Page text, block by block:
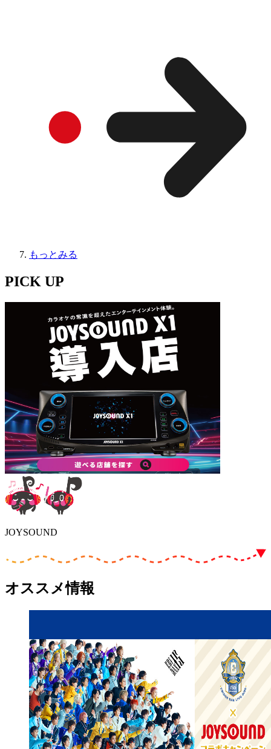
もっとみる
PICK UP
JOYSOUND
オススメ情報